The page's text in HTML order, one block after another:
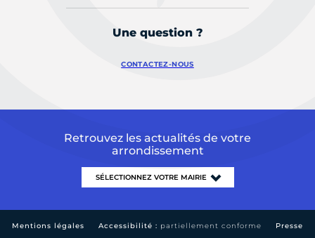
Une question ?
CONTACTEZ-NOUS
Retrouvez les actualités de votre
arrondissement
Mentions légales Accessibilité : partiellement conforme Presse